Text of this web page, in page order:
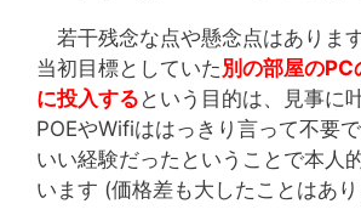
若干残念な点や懸念点はありま
当初目標としていた 別の部屋の
に投入する という目的は、見事に
POEやWifiははっきり言って不要
いい経験だったということで本人
います (価格差も大したことはあり